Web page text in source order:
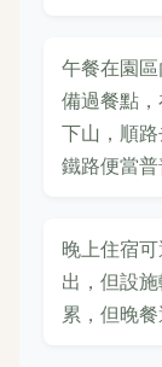
午餐在園
備過餐點
下山，順
鐵路便當普
晚上住宿
出，但設
累，但晚餐